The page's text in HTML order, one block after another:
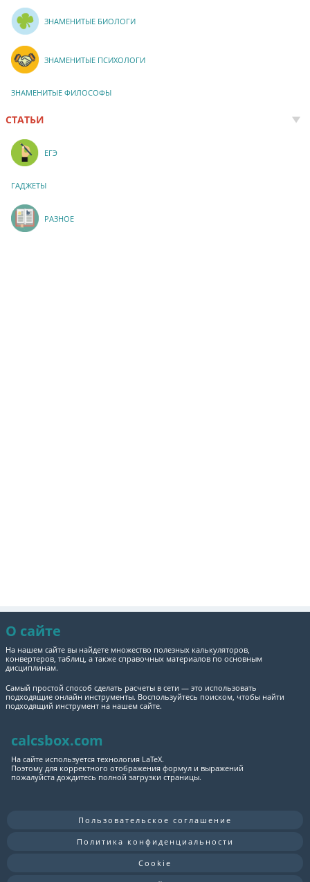
ЗНАМЕНИТЫЕ БИОЛОГИ
ЗНАМЕНИТЫЕ ПСИХОЛОГИ
ЗНАМЕНИТЫЕ ФИЛОСОФЫ
СТАТЬИ
ЕГЭ
ГАДЖЕТЫ
РАЗНОЕ
О сайте
На нашем сайте вы найдете множество полезных калькуляторов,
конвертеров, таблиц, а также справочных материалов по основным
дисциплинам.
Самый простой способ сделать расчеты в сети — это использовать
подходящие онлайн инструменты. Воспользуйтесь поиском, чтобы найти
подходящий инструмент на нашем сайте.
calcsbox.com
На сайте используется технология LaTeX.
Поэтому для корректного отображения формул и выражений
пожалуйста дождитесь полной загрузки страницы.
Пользовательское соглашение
Политика конфиденциальности
Cookie